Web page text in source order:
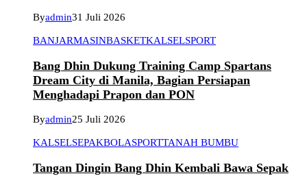
Byadmin31 Juli 2026
BANJARMASINBASKETKALSELSPORT
Bang Dhin Dukung Training Camp Spartans
Dream City di Manila, Bagian Persiapan
Menghadapi Prapon dan PON
Byadmin25 Juli 2026
KALSELSEPAKBOLASPORTTANAH BUMBU
Tangan Dingin Bang Dhin Kembali Bawa Sepak